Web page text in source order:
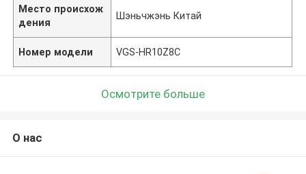
Место происхож
дения
Шэньчжэнь Китай
Номер модели VGS-HR10Z8C
Осмотрите больше
О нас